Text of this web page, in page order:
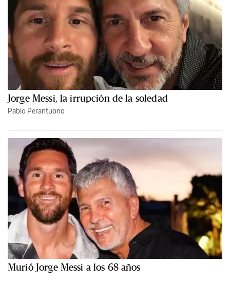
Jorge Messi, la irrupción de la soledad
Pablo Perantuono
Murió Jorge Messi a los 68 años